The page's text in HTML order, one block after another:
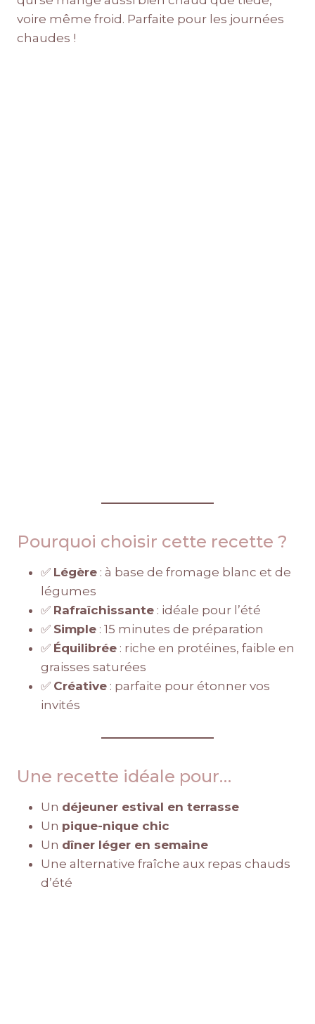
voire même froid. Parfaite pour les journées
chaudes !
Pourquoi choisir cette recette ?
✅ Légère : à base de fromage blanc et de
légumes
✅ Rafraîchissante : idéale pour l’été
✅ Simple : 15 minutes de préparation
✅ Équilibrée : riche en protéines, faible en
graisses saturées
✅ Créative : parfaite pour étonner vos
invités
Une recette idéale pour…
Un déjeuner estival en terrasse
Un pique-nique chic
Un dîner léger en semaine
Une alternative fraîche aux repas chauds
d’été